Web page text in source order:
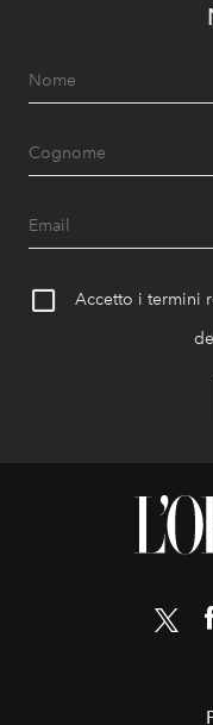
Accetto i termini